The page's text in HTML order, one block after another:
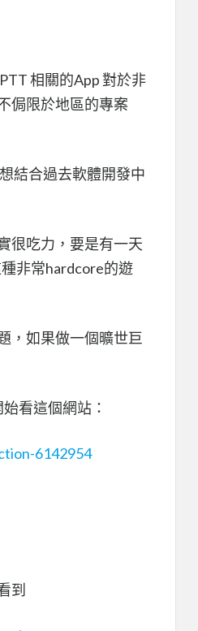
相關的App 對於非
侷限於地區的專案
結合過去軟體開發中
很吃力，要是有一天
非常hardcore的遊
，如果做一個曠世巨
看這個網站：
6142954
到